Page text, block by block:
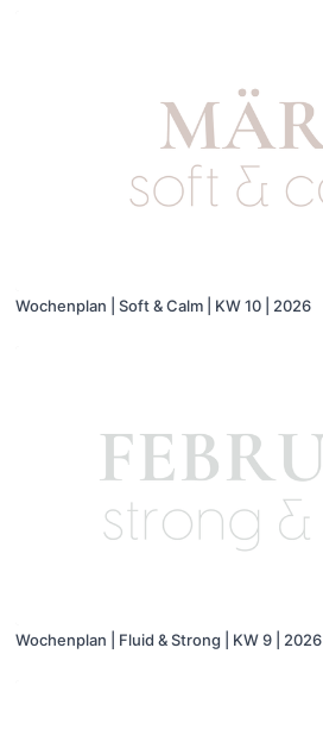
Wochenplan | Soft & Calm | KW 10 | 2026
Wochenplan | Fluid & Strong | KW 9 | 2026